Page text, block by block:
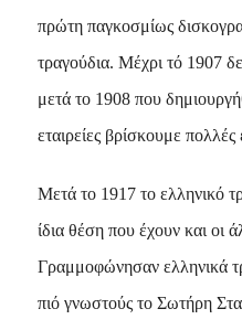
πρώτη παγκοσμίως
τραγούδια. Μέχρι τό 1907
μετά το 1908 που
εταιρείες βρίσκουμε
Μετά το 1917 το ελληνικό
ίδια θέση που έχουν και οι
Γραμμοφώνησαν ελληνικά
πιό γνωστούς το Σωτήρη